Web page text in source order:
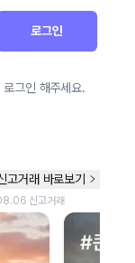
로그인
로그인 해주세요.